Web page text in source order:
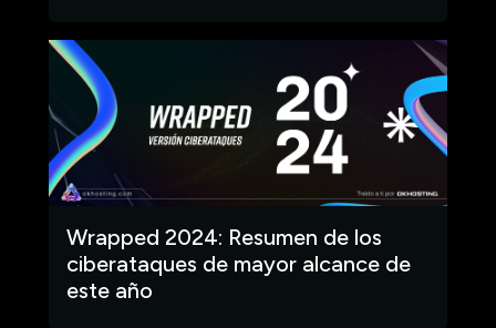
Wrapped 2024: Resumen de los
ciberataques de mayor alcance de
este año